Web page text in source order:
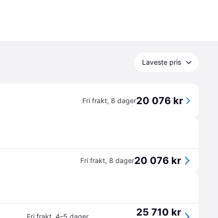
Laveste pris
Fri frakt, 8 dager20 076 kr
Fri frakt, 8 dager20 076 kr
Fri frakt 4–5 dager 25 710 kr